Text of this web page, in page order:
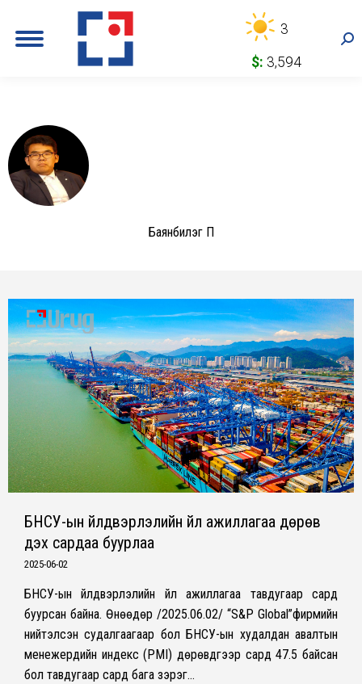
3
$: 3,594
Баянбилэг П
БНСУ-ын үйлдвэрлэлийн үйл ажиллагаа дөрөв
дэх сардаа буурлаа
2025-06-02
БНСУ-ын үйлдвэрлэлийн үйл ажиллагаа тавдугаар сард
буурсан байна. Өнөөдөр /2025.06.02/ “S&P Global”фирмийн
нийтэлсэн судалгаагаар бол БНСУ-ын худалдан авалтын
менежерүүдийн индекс (PMI) дөрөвдүгээр сард 47.5 байсан
бол тавдугаар сард бага зэрэг…